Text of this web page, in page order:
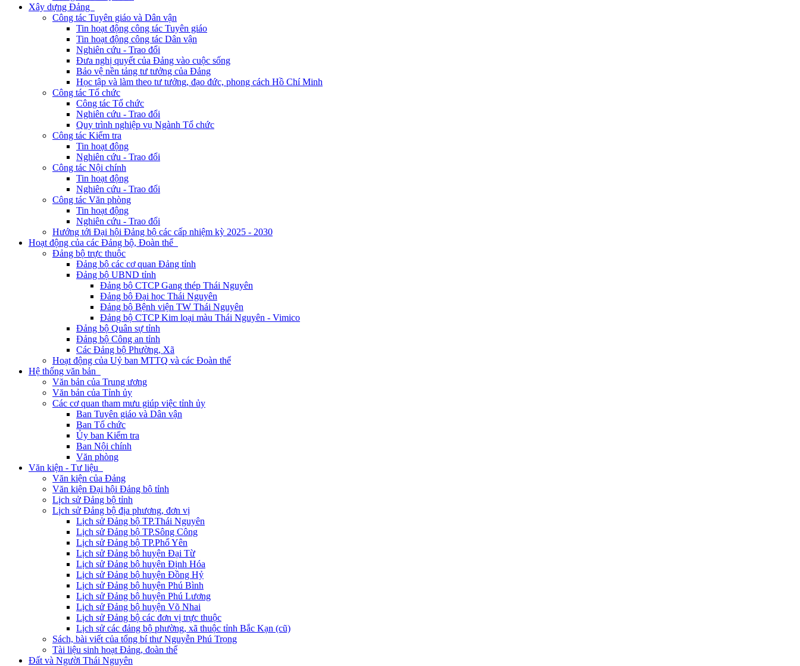
Xây dựng Đảng
Công tác Tuyên giáo và Dân vận
Tin hoạt động công tác Tuyên giáo
Tin hoạt động công tác Dân vận
Nghiên cứu - Trao đổi
Đưa nghị quyết của Đảng vào cuộc sống
Bảo vệ nền tảng tư tưởng của Đảng
Học tập và làm theo tư tưởng, đạo đức, phong cách Hồ Chí Minh
Công tác Tổ chức
Công tác Tổ chức
Nghiên cứu - Trao đổi
Quy trình nghiệp vụ Ngành Tổ chức
Công tác Kiểm tra
Tin hoạt động
Nghiên cứu - Trao đổi
Công tác Nội chính
Tin hoạt động
Nghiên cứu - Trao đổi
Công tác Văn phòng
Tin hoạt động
Nghiên cứu - Trao đổi
Hướng tới Đại hội Đảng bộ các cấp nhiệm kỳ 2025 - 2030
Hoạt động của các Đảng bộ, Đoàn thể
Đảng bộ trực thuộc
Đảng bộ các cơ quan Đảng tỉnh
Đảng bộ UBND tỉnh
Đảng bộ CTCP Gang thép Thái Nguyên
Đảng bộ Đại học Thái Nguyên
Đảng bộ Bệnh viện TW Thái Nguyên
Đảng bộ CTCP Kim loại màu Thái Nguyên - Vimico
Đảng bộ Quân sự tỉnh
Đảng bộ Công an tỉnh
Các Đảng bộ Phường, Xã
Hoạt động của Uỷ ban MTTQ và các Đoàn thể
Hệ thống văn bản
Văn bản của Trung ương
Văn bản của Tỉnh ủy
Các cơ quan tham mưu giúp việc tỉnh ủy
Ban Tuyên giáo và Dân vận
Ban Tổ chức
Ủy ban Kiểm tra
Ban Nội chính
Văn phòng
Văn kiện - Tư liệu
Văn kiện của Đảng
Văn kiện Đại hội Đảng bộ tỉnh
Lịch sử Đảng bộ tỉnh
Lịch sử Đảng bộ địa phương, đơn vị
Lịch sử Đảng bộ TP.Thái Nguyên
Lịch sử Đảng bộ TP.Sông Công
Lịch sử Đảng bộ TP.Phổ Yên
Lịch sử Đảng bộ huyện Đại Từ
Lịch sử Đảng bộ huyện Định Hóa
Lịch sử Đảng bộ huyện Đồng Hỷ
Lịch sử Đảng bộ huyện Phú Bình
Lịch sử Đảng bộ huyện Phú Lương
Lịch sử Đảng bộ huyện Võ Nhai
Lịch sử Đảng bộ các đơn vị trực thuộc
Lịch sử các đảng bộ phường, xã thuộc tỉnh Bắc Kạn (cũ)
Sách, bài viết của tổng bí thư Nguyễn Phú Trọng
Tài liệu sinh hoạt Đảng, đoàn thể
Đất và Người Thái Nguyên